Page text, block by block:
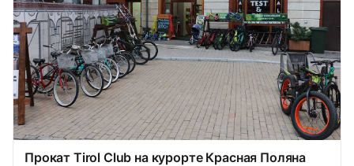
Прокат Tirol Club на курорте Красная Поляна